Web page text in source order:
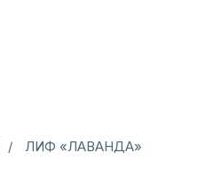
/ ЛИФ «ЛАВАНДА»